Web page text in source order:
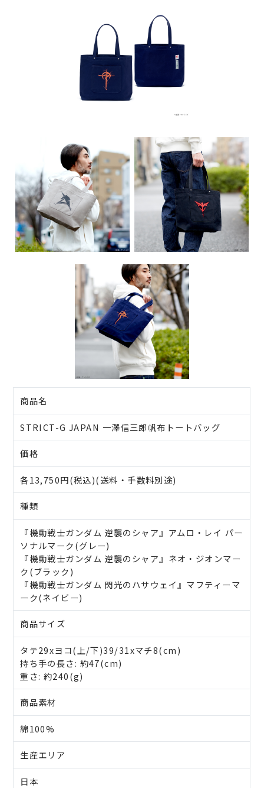
商品名
STRICT-G JAPAN 一澤信三郎帆布トートバッグ
価格
各13,750円(税込)(送料・手数料別途)
種類
『機動戦士ガンダム 逆襲のシャア』アムロ・レイ パー
ソナルマーク(グレー)
『機動戦士ガンダム 逆襲のシャア』ネオ・ジオンマー
ク(ブラック)
『機動戦士ガンダム 閃光のハサウェイ』マフティーマ
ーク(ネイビー)
商品サイズ
タテ29xヨコ(上/下)39/31xマチ8(cm)
持ち手の長さ: 約47(cm)
重さ: 約240(g)
商品素材
綿100%
生産エリア
日本